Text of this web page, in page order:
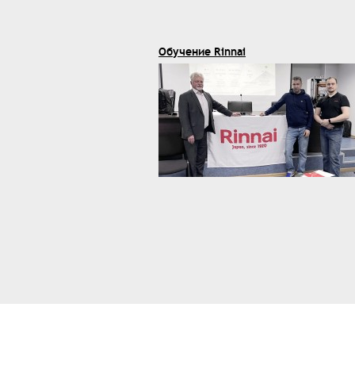
Обучение Rinnai